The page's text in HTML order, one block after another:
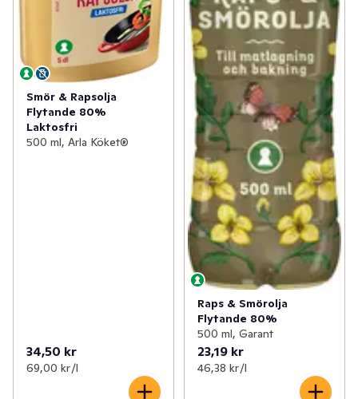
Smör & Rapsolja
Flytande 80%
Laktosfri
500 ml, Arla Köket®
34,50 kr
69,00 kr /l
Raps & Smörolja
Flytande 80%
500 ml, Garant
23,19 kr
46,38 kr /l